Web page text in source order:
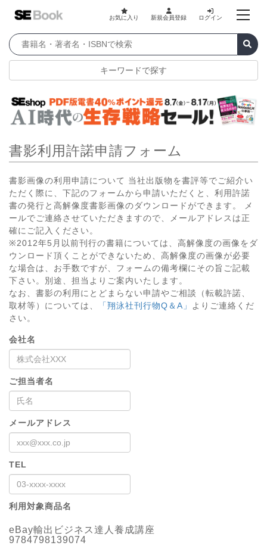
お気に入り 新規会員登録 ログイン
キーワードで探す
書影利用許諾申請フォーム
書影画像の利用申請について 当社出版物を書評等でご紹介い
ただく際に、下記のフォームから申請いただくと、利用許諾
書の発行と高解像度書影画像のダウンロードができます。 メ
ールでご連絡させていただきますので、メールアドレスは正
確にご記入ください。
※2012年5月以前刊行の書籍については、高解像度の画像をダ
ウンロード頂くことができないため、高解像度の画像が必要
な場合は、お手数ですが、フォームの備考欄にその旨ご記載
下さい。別途、担当よりご案内いたします。
なお、書影の利用にとどまらない申請やご相談（転載許諾、
取材等）については、
「翔泳社刊行物Q＆A」
よりご連絡くだ
さい。
会社名
ご担当者名
メールアドレス
TEL
利用対象商品名
eBay輸出ビジネス達人養成講座
9784798139074